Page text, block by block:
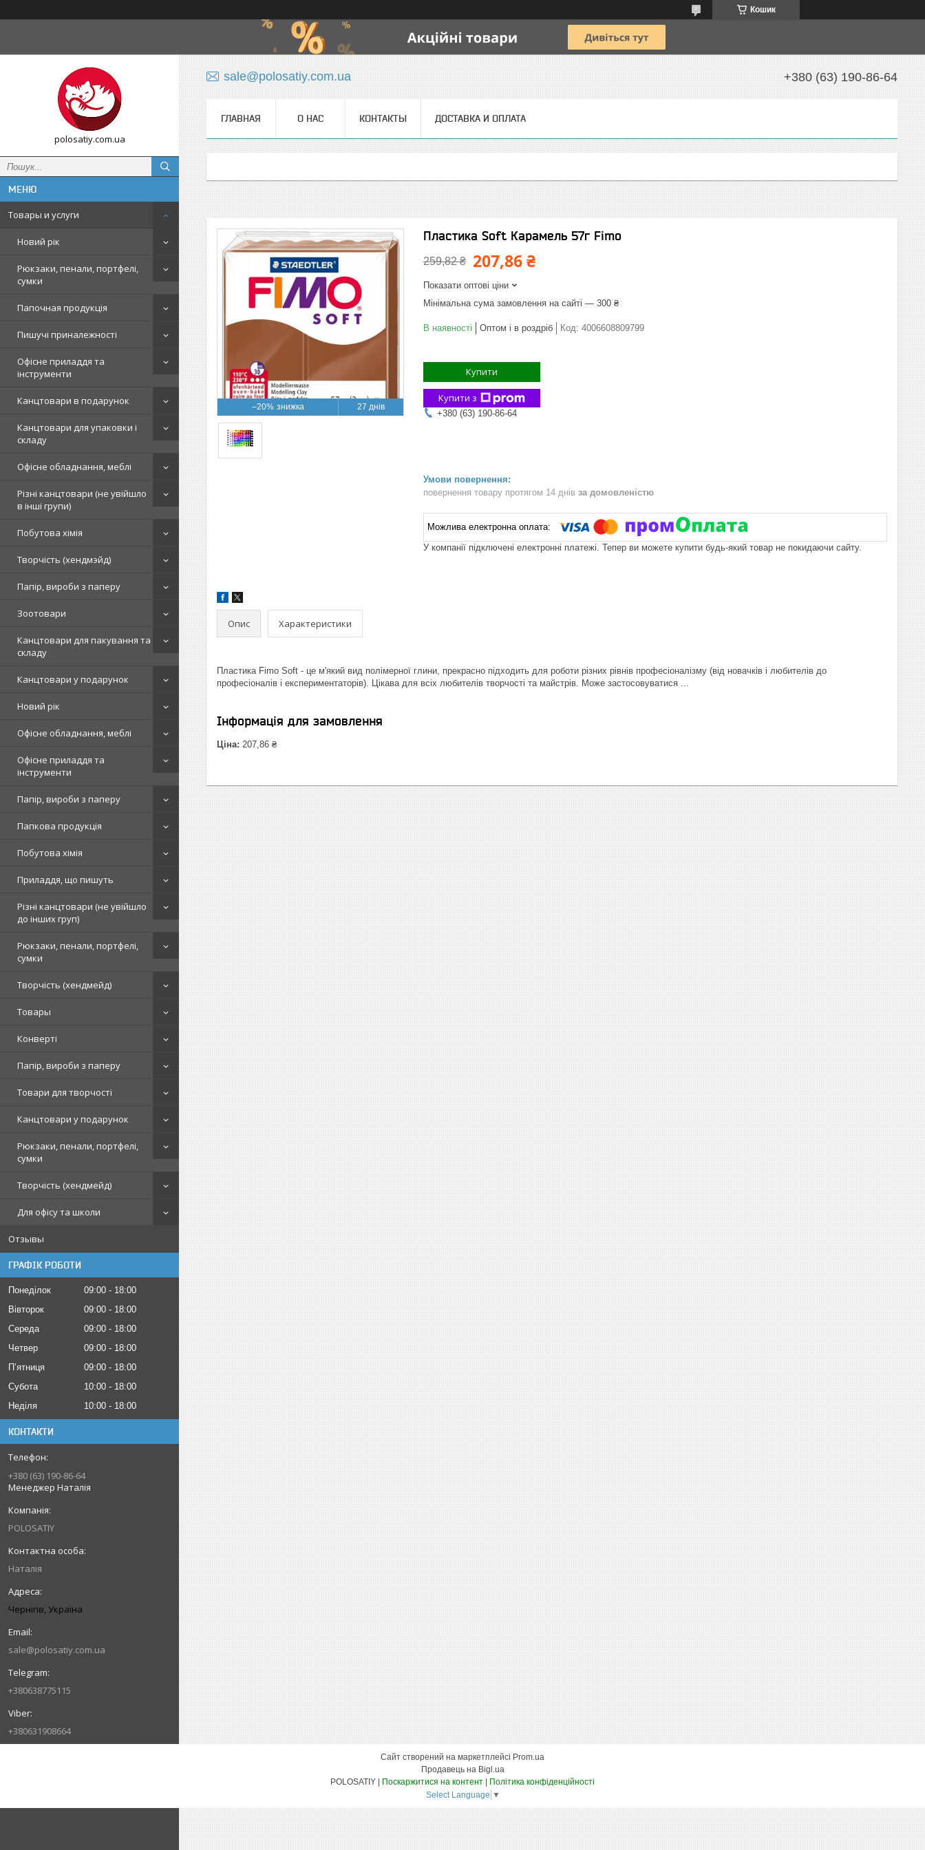
Кошик
polosatiy.com.ua
Товары и услуги
Новий рік
Рюкзаки, пенали, портфелі,
сумки
Папочная продукція
Пишучі приналежності
Офісне приладдя та
інструменти
Канцтовари в подарунок
Канцтовари для упаковки і
складу
Офісне обладнання, меблі
Різні канцтовари (не увійшло
в інші групи)
Побутова хімія
Творчість (хендмэйд)
Папір, вироби з паперу
Зоотовари
Канцтовари для пакування та
складу
Канцтовари у подарунок
Новий рік
Офісне обладнання, меблі
Офісне приладдя та
інструменти
Папір, вироби з паперу
Папкова продукція
Побутова хімія
Приладдя, що пишуть
Різні канцтовари (не увійшло
до інших груп)
Рюкзаки, пенали, портфелі,
сумки
Творчість (хендмейд)
Товары
Конверті
Папір, вироби з паперу
Товари для творчості
Канцтовари у подарунок
Рюкзаки, пенали, портфелі,
сумки
Творчість (хендмейд)
Для офісу та школи
Отзывы
ГРАФІК РОБОТИ
Понеділок 09:00
18:00
Вівторок
09:00
18:00
Середа
09:00
18:00
Четвер
09:00
18:00
Пʼятниця
09:00
18:00
Субота
10:00
18:00
Неділя
10:00 18:00
КОНТАКТИ
+380 (63) 190-86-64
Менеджер Наталія
POLOSATIY
Наталія
Чернігів, Україна
sale@polosatiy.com.ua
+380638775115
+380631908664
sale@polosatiy.com.ua +380 (63) 190-86-64
ГЛАВНАЯ О НАС КОНТАКТЫ ДОСТАВКА И ОПЛАТА
–20% 27 днів
Пластика Soft Карамель 57г Fimo
259,82 ₴ 207,86 ₴
Показати оптові ціни
Мінімальна сума замовлення на сайті — 300 ₴
В наявності Оптом і в роздріб Код: 4006608809799
Купити
Купити з
+380 (63) 190-86-64
повернення товару протягом 14 днів за домовленістю
У компанії підключені електронні платежі. Тепер ви можете купити будь-який товар не покидаючи сайту.
Опис Характеристики
Пластика Fimo Soft - це м'який вид полімерної глини, прекрасно підходить для роботи різних рівнів професіоналізму (від новачків і любителів до
професіоналів і експериментаторів). Цікава для всіх любителів творчості та майстрів. Може застосовуватися ...
Інформація для замовлення
Ціна: 207,86 ₴
Сайт створений на маркетплейсі Prom.ua
Продавець на Bigl.ua
Поскаржитися на контент
Політика конфіденційності
Select Language ▼